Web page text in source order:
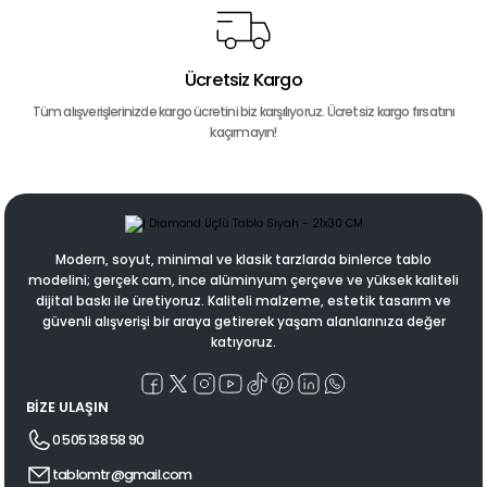
Ücretsiz Kargo
Tüm alışverişlerinizde kargo ücretini biz karşılıyoruz. Ücretsiz kargo fırsatını
kaçırmayın!
Modern, soyut, minimal ve klasik tarzlarda binlerce tablo
modelini; gerçek cam, ince alüminyum çerçeve ve yüksek kaliteli
dijital baskı ile üretiyoruz. Kaliteli malzeme, estetik tasarım ve
güvenli alışverişi bir araya getirerek yaşam alanlarınıza değer
katıyoruz.
BİZE ULAŞIN
0 505 138 58 90
tablomtr@gmail.com